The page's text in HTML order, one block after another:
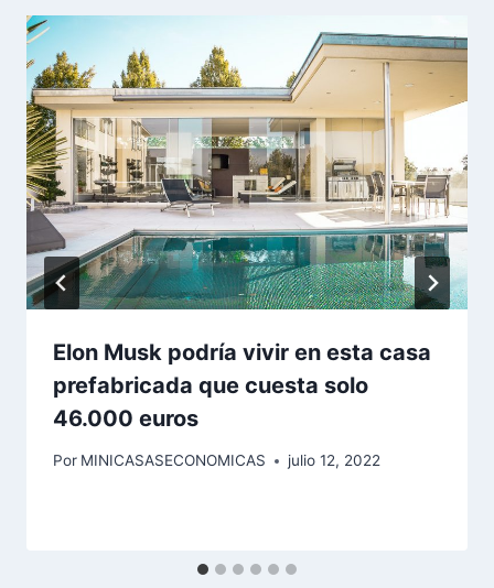
Elon Musk podría vivir en esta casa
prefabricada que cuesta solo
46.000 euros
Por MINICASASECONOMICAS julio 12, 2022